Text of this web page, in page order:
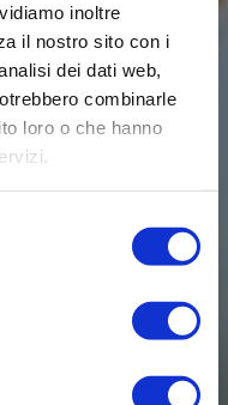
inoltre
il nostro sito con i
dei dati web,
combinarle
loro o che hanno